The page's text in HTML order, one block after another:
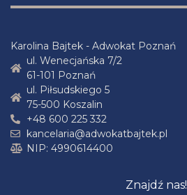
Karolina Bajtek - Adwokat Poznań
ul. Wenecjańska 7/2
61-101 Poznań
ul. Piłsudskiego 5
75-500 Koszalin
+48 600 225 332
kancelaria@adwokatbajtek.pl
NIP: 4990614400
Znajdź nas!